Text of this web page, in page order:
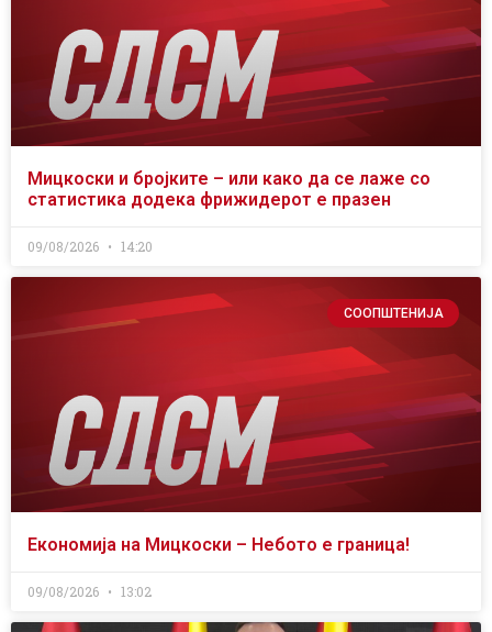
Мицкоски и бројките – или како да се лаже со
статистика додека фрижидерот е празен
09/08/2026 14:20
СООПШТЕНИЈА
Економија на Мицкоски – Небото е граница!
09/08/2026 13:02